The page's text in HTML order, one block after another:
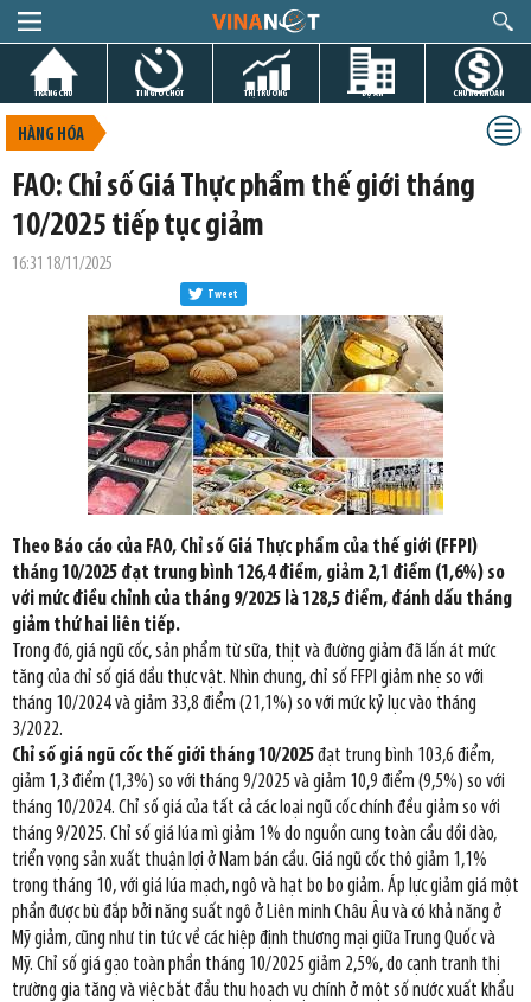
TRANG CHỦ TIN GIỜ CHÓT THỊ TRƯỜNG DỰ ÁN CHỨNG KHOÁN
HÀNG HÓA
FAO: Chỉ số Giá Thực phẩm thế giới tháng
10/2025 tiếp tục giảm
16:31 18/11/2025
Tweet
Theo Báo cáo của FAO, Chỉ số Giá Thực phẩm của thế giới (FFPI)
tháng 10/2025 đạt trung bình 126,4 điểm, giảm 2,1 điểm (1,6%) so
với mức điều chỉnh của tháng 9/2025 là 128,5 điểm, đánh dấu tháng
giảm thứ hai liên tiếp.
Trong đó, giá ngũ cốc, sản phẩm từ sữa, thịt và đường giảm đã lấn át mức
tăng của chỉ số giá dầu thực vật. Nhìn chung, chỉ số FFPI giảm nhẹ so với
tháng 10/2024 và giảm 33,8 điểm (21,1%) so với mức kỷ lục vào tháng
3/2022.
Chỉ số giá ngũ cốc thế giới tháng 10/2025đạt trung bình 103,6 điểm,
giảm 1,3 điểm (1,3%) so với tháng 9/2025 và giảm 10,9 điểm (9,5%) so với
tháng 10/2024. Chỉ số giá của tất cả các loại ngũ cốc chính đều giảm so với
tháng 9/2025. Chỉ số giá lúa mì giảm 1% do nguồn cung toàn cầu dồi dào,
triển vọng sản xuất thuận lợi ở Nam bán cầu. Giá ngũ cốc thô giảm 1,1%
trong tháng 10, với giá lúa mạch, ngô và hạt bo bo giảm. Áp lực giảm giá một
phần được bù đắp bởi năng suất ngô ở Liên minh Châu Âu và có khả năng ở
Mỹ giảm, cũng như tin tức về các hiệp định thương mại giữa Trung Quốc và
Mỹ. Chỉ số giá gạo toàn phần tháng 10/2025 giảm 2,5%, do cạnh tranh thị
trường gia tăng và việc bắt đầu thu hoạch vụ chính ở một số nước xuất khẩu